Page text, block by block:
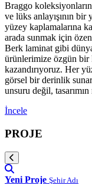
Braggo
ve lüks anlayışının bir
yüzey kaplamalarına
arada sunmak için
Berk laminat gibi
ürünlerimize özgün bir
kazandırıyoruz. Her
görsel bir derinlik
unsuru değil,
İncele
PROJE
Yeni Proje Şehir Adı